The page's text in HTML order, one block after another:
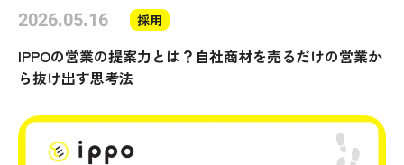
2026.05.16 採用
IPPOの営業の提案力とは？自社商材を売るだけの営業か
ら抜け出す思考法